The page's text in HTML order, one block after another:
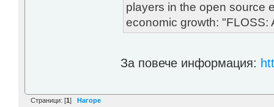
players in the open source
economic growth: "FLOSS:
За повече информация:
Страници: [1] Нагоре